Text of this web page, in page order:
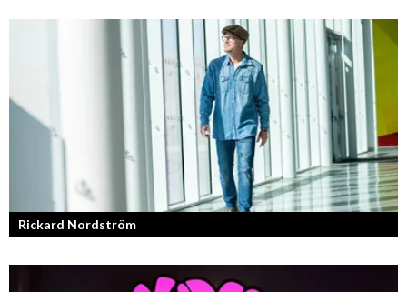
Kan jag snälla få prata med dig igen, för du va så bra att prata med.
Rickard Nordström
Läraren som omfamnar sociala medier.